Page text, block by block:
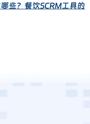
些？餐饮SCRM工具的